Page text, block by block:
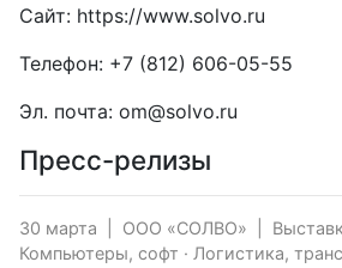
Сайт: https://www.solvo.ru
Телефон: +7 (812) 606-05-55
Эл. почта: om@solvo.ru
Пресс-релизы
30 марта ООО «СОЛВО»
Компьютеры, софт · Логистика,